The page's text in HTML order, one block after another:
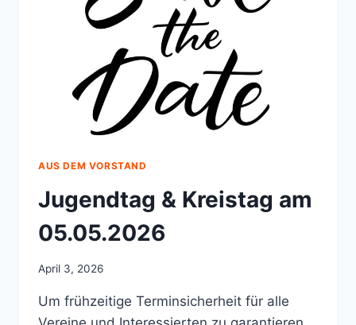
AUS DEM VORSTAND
Jugendtag & Kreistag am
05.05.2026
April 3, 2026
Um frühzeitige Terminsicherheit für alle